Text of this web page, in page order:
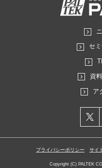
セ
資
ア
プライバシーポリシー サイ
Copyright (C) PALTEK